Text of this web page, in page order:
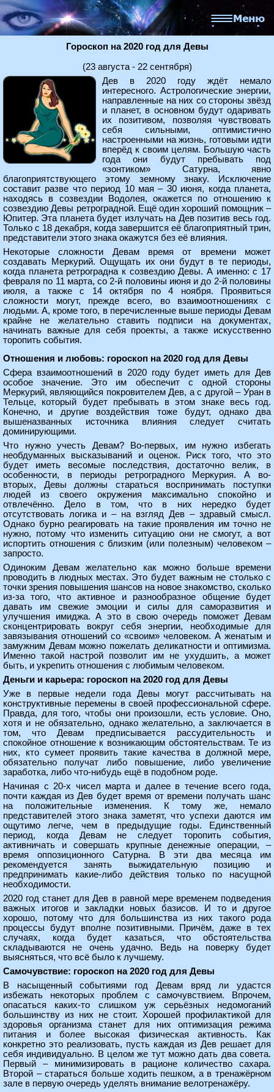
Гороскоп на 2020 год для Девы
(23 августа - 22 сентября)
Дев в 2020 году ждёт немало
интересного. Астрологические энергии,
направленные на них со стороны звёзд
и планет, в основном будут одаривать
их позитивом, позволяя чувствовать
себя сильными, оптимистично
настроенными на жизнь, готовыми идти
вперёд к своим целям. Большую часть
года они будут пребывать под
«зонтиком» Сатурна, явно
благоприятствующего этому земному знаку. Исключение
составит разве что период 10 мая – 30 июня, когда планета,
находясь в созвездии Водолея, окажется по отношению к
созвездию Девы ретроградной. Ещё один хороший помощник –
Юпитер. Эта планета будет излучать на Дев позитив весь год.
Только с 18 декабря, когда завершится её благоприятный трин,
представители этого знака окажутся без её влияния.
Некоторые сложности Девам время от времени может
создавать Меркурий. Ощущать их они будут в те периоды,
когда планета ретроградна к созвездию Девы. А именно: с 17
февраля по 11 марта, со 2-й половины июня и до 2-й половины
июля, а также с 14 октября по 4 ноября. Проявиться
сложности могут, прежде всего, во взаимоотношениях с
людьми. А, кроме того, в перечисленные выше периоды Девам
крайне не желательно ставить подписи на документах,
начинать важные для себя проекты, а также искусственно
торопить события.
Отношения и любовь: гороскоп на 2020 год для Девы
Сфера взаимоотношений в 2020 году будет иметь для Дев
особое значение. Это им обеспечит с одной стороны
Меркурий, являющийся покровителем Дев, а с другой – Уран в
Тельце, который будет пребывать в этом знаке весь год.
Конечно, и другие воздействия тоже будут, однако два
вышеназванных источника влияния следует считать
доминирующими.
Что нужно учесть Девам? Во-первых, им нужно избегать
необдуманных высказываний и оценок. Риск того, что это
будет иметь весомые последствия, достаточно велик, в
особенности, в периоды ретроградного Меркурия. А во-
вторых, Девы должны стараться воспринимать поступки
людей из своего окружения максимально спокойно и
отвлечённо. Дело в том, что в них нередко будет
отсутствовать логика и – на взгляд Дев – здравый смысл.
Однако бурно реагировать на такие проявления им точно не
нужно, потому что изменить ситуацию они не смогут, а вот
испортить отношения с близким (или полезным) человеком –
запросто.
Одиноким Девам желательно как можно больше времени
проводить в людных местах. Это будет важным не столько с
точки зрения повышения шансов на новое знакомство, сколько
из-за того, что активное и разнообразное общение будет
давать им свежие эмоции и силы для саморазвития и
улучшения имиджа. А это в свою очередь поможет Девам
сконцентрировать вокруг себя энергии, необходимые для
завязывания отношений со «своим» человеком. А женатым и
замужним Девам можно пожелать деликатности и оптимизма.
Именно такой настрой позволит им не ухудшить, а может
быть, и укрепить отношения с любимым человеком.
Деньги и карьера: гороскоп на 2020 год для Девы
Уже в первые недели года Девы могут рассчитывать на
конструктивные перемены в своей профессиональной сфере.
Правда, для того, чтобы они произошли, есть условие. Оно,
хотя и не обязательно, однако желательно, а заключается в
том, что Девам предписывается рассудительность и
спокойное отношение к возникающим обстоятельствам. Те из
них, кто сумеет проявить такие качества в должной мере,
обязательно получат либо повышение, либо увеличение
заработка, либо что-нибудь ещё в подобном роде.
Начиная с 20-х чисел марта и далее в течение всего года,
почти каждая из Дев будет время от времени получать шанс
на положительные изменения. К тому же, немало
представителей этого знака заметят, что успехи даются им
ощутимо легче, чем в предыдущие годы. Единственный
период, когда Девам не следует торопить события,
активничать и совершать крупные денежные операции, –
время оппозиционного Сатурна. В эти два месяца им
рекомендуется занять выжидательную позицию и
предпринимать какие-либо действия только по насущной
необходимости.
2020 год станет для Дев в равной мере временем подведения
важных итогов и закладки новых базисов. И то и другое
хорошо, потому что для большинства из них такого рода
процессы будут вполне позитивными. Причём, даже в тех
случаях, когда будет казаться, что обстоятельства
складываются не очень удачно. Ведь на поверку будет
выясняться, что всё было к лучшему.
Самочувствие: гороскоп на 2020 год для Девы
В насыщенный событиями год Девам вряд ли удастся
избежать некоторых проблем с самочувствием. Впрочем,
опасаться каких-то слишком уж серьёзных недомоганий
большинству из них не стоит. Хорошей профилактикой для
здоровья организма станет для них оптимизация режима
питания и более высокая физическая активность. Как
конкретно это реализовать, пусть каждая из Дев решает для
себя индивидуально. В целом же тут можно дать два совета.
Первый – минимизировать в рационе количество сахара.
Второй – стараться больше ходить пешком, а в тренажёрном
зале в первую очередь уделять внимание велотренажёру.